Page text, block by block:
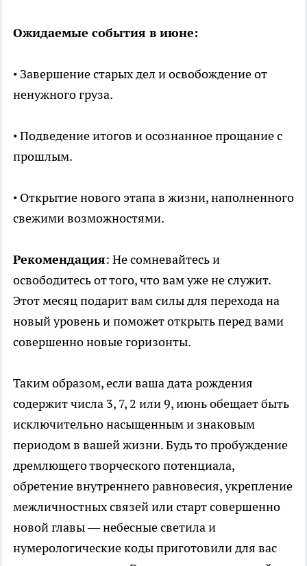
Ожидаемые события в июне:
• Завершение старых дел и освобождение от
ненужного груза.
• Подведение итогов и осознанное прощание с
прошлым.
• Открытие нового этапа в жизни, наполненного
свежими возможностями.
Рекомендация: Не сомневайтесь и
освободитесь от того, что вам уже не служит.
Этот месяц подарит вам силы для перехода на
новый уровень и поможет открыть перед вами
совершенно новые горизонты.
Таким образом, если ваша дата рождения
содержит числа 3, 7, 2 или 9, июнь обещает быть
исключительно насыщенным и знаковым
периодом в вашей жизни. Будь то пробуждение
дремлющего творческого потенциала,
обретение внутреннего равновесия, укрепление
межличностных связей или старт совершенно
новой главы — небесные светила и
нумерологические коды приготовили для вас